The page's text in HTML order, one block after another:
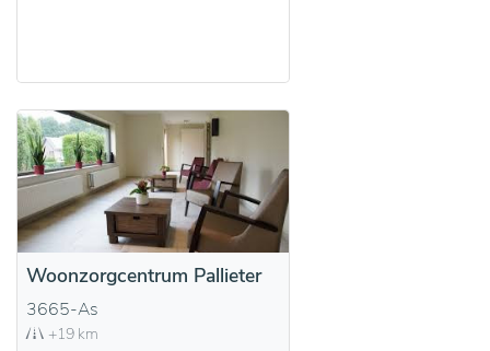
Woonzorgcentrum Pallieter
3665-As
+19 km